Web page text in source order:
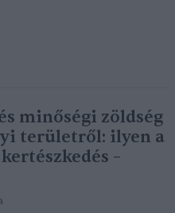
minőségi zöldség
területről: ilyen a
–